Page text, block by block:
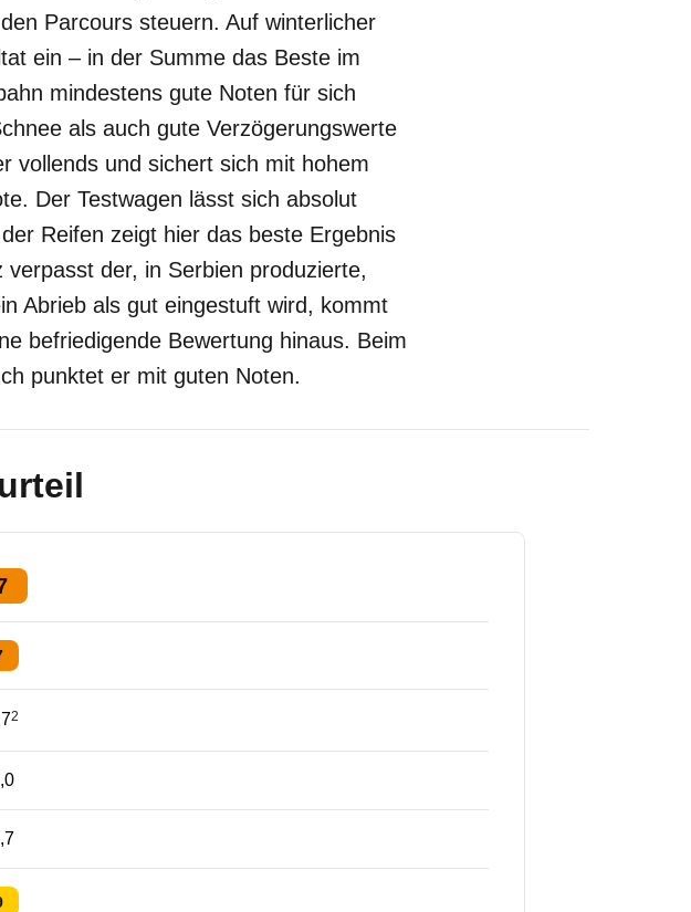
Parcours steuern. Auf winterlicher
ein – in der Summe das Beste im
mindestens gute Noten für sich
als auch gute Verzögerungswerte
vollends und sichert sich mit hohem
Der Testwagen lässt sich absolut
Reifen zeigt hier das beste Ergebnis
der, in Serbien produzierte,
Abrieb als gut eingestuft wird, kommt
befriedigende Bewertung hinaus. Beim
punktet er mit guten Noten.
2